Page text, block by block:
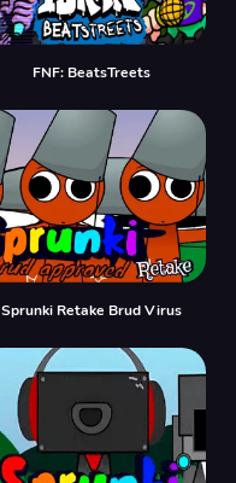
FNF: BeatsTreets
Sprunki Retake Brud Virus